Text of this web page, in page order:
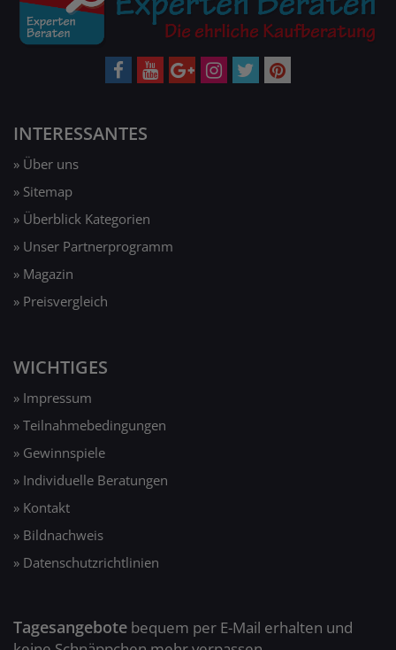
INTERESSANTES
» Über uns
» Sitemap
» Überblick Kategorien
» Unser Partnerprogramm
» Magazin
» Preisvergleich
WICHTIGES
» Impressum
» Teilnahmebedingungen
» Gewinnspiele
» Individuelle Beratungen
» Kontakt
» Bildnachweis
» Datenschutzrichtlinien
Tagesangebote bequem per E-Mail erhalten und